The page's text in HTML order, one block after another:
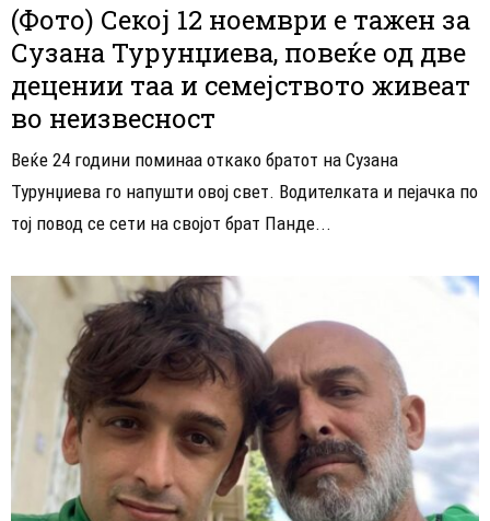
(Фото) Секој 12 ноември е тажен за
Сузана Турунџиева, повеќе од две
децении таа и семејството живеат
во неизвесност
Веќе 24 години поминаа откако братот на Сузана
Турунџиева го напушти овој свет. Водителката и пејачка по
тој повод се сети на својот брат Панде...